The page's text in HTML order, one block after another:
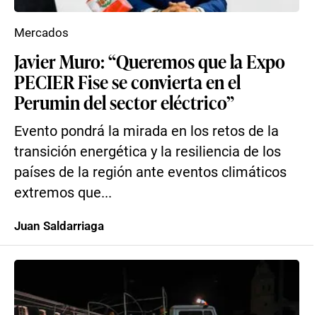
Javier Muro: “Queremos que la Expo
PECIER Fise se convierta en el
Perumin del sector eléctrico”
Evento pondrá la mirada en los retos de la
transición energética y la resiliencia de los
países de la región ante eventos climáticos
extremos que...
Mercados
Juan Saldarriaga